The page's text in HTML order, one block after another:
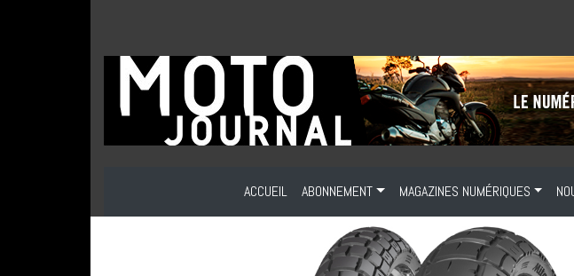
ACCUEIL ABONNEMENT MAGAZINES NUMÉRIQUES